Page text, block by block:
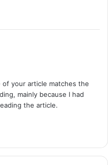
of your article matches the
mainly because I had
the article.